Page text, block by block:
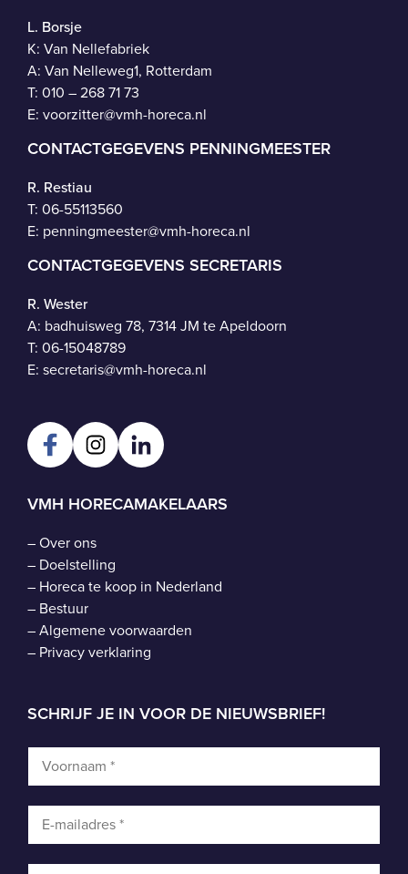
L. Borsje
K: Van Nellefabriek
A: Van Nelleweg1, Rotterdam
T: 010 – 268 71 73
E: voorzitter@vmh-horeca.nl
CONTACTGEGEVENS PENNINGMEESTER
R. Restiau
T: 06-55113560
E: penningmeester@vmh-horeca.nl
CONTACTGEGEVENS SECRETARIS
R. Wester
A: badhuisweg 78, 7314 JM te Apeldoorn
T: 06-15048789
E: secretaris@vmh-horeca.nl
VMH HORECAMAKELAARS
–Over ons
– Doelstelling
– Horeca te koop in Nederland
– Bestuur
–Algemene voorwaarden
– Privacy verklaring
SCHRIJF JE IN VOOR DE NIEUWSBRIEF!